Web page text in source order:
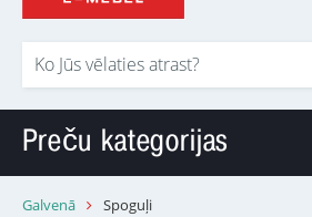
Preču kategorijas
Galvenā Spoguļi